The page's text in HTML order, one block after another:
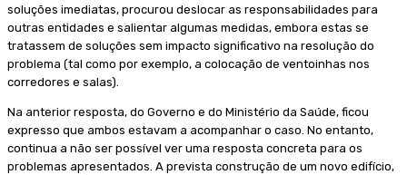
soluções imediatas, procurou deslocar as responsabilidades para
outras entidades e salientar algumas medidas, embora estas se
tratassem de soluções sem impacto significativo na resolução do
problema (tal como por exemplo, a colocação de ventoinhas nos
corredores e salas).
Na anterior resposta, do Governo e do Ministério da Saúde, ficou
expresso que ambos estavam a acompanhar o caso. No entanto,
continua a não ser possível ver uma resposta concreta para os
problemas apresentados. A prevista construção de um novo edifício,